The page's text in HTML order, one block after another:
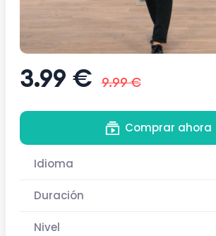
3.99 € 9.99 €
Comprar ahora
Idioma
Duración
Nivel